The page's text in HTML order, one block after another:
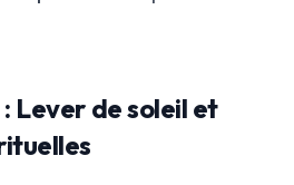
Lever de soleil et